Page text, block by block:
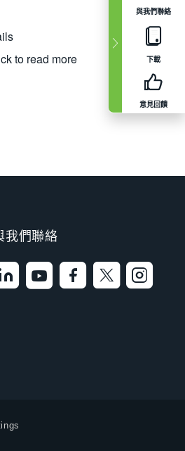
與我們聯絡
下載
意見回饋
to read more
我們聯絡